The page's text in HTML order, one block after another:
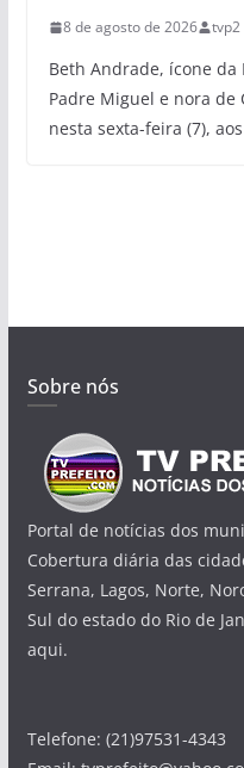
8 de agosto de 2026 tvp2
Beth Andrade, ícone
Padre Miguel e nora
nesta sexta-feira (7), aos
Sobre nós
Portal de notícias dos
Cobertura diária das
Serrana, Lagos, Norte,
Sul do estado do Rio de
aqui.
Telefone: (21)97531-4343